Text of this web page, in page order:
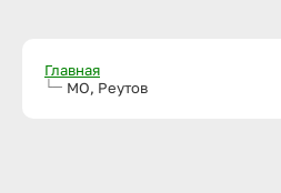
Главная
МО, Реутов